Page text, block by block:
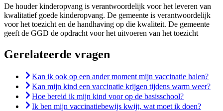
De houder kinderopvang is verantwoordelijk voor het leveren van
kwalitatief goede kinderopvang. De gemeente is verantwoordelijk
voor het toezicht en de handhaving op die kwaliteit. De gemeente
geeft de GGD de opdracht voor het uitvoeren van het toezicht
Gerelateerde vragen
Kan ik ook op een ander moment mijn vaccinatie halen?
Kan mijn kind een vaccinatie krijgen tijdens warm weer?
Hoe bereid ik mijn kind voor op de basisschool?
Ik ben mijn vaccinatiebewijs kwijt, wat moet ik doen?